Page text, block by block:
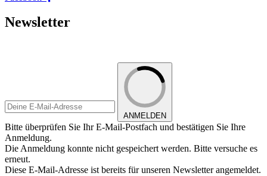
Newsletter
ANMELDEN
Bitte überprüfen Sie Ihr E-Mail-Postfach und bestätigen Sie Ihre
Anmeldung.
Die Anmeldung konnte nicht gespeichert werden. Bitte versuche es
erneut.
Diese E-Mail-Adresse ist bereits für unseren Newsletter angemeldet.